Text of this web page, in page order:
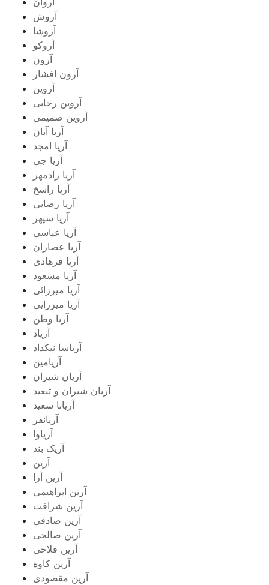
آروش
آروشا
آروکو
آرون
آرون افشار
آروین
آروین رجایی
آروین صمیمی
آریا آبان
آریا امجد
آریا جی
آریا رادمهر
آریا راسخ
آریا رضایی
آریا سپهر
آریا عباسی
آریا عصاران
آریا فرهادی
آریا مسعود
آریا میرزائی
آریا میرزایی
آریا وطن
آریاد
آریاسا نیکداد
آریامین
آریان شیران
آریان شیران و تبعید
آریانا سعید
آریانفر
آریاوا
آریک بند
آرین
آرین آرا
آرین ابراهیمی
آرین شرافت
آرین صادقی
آرین صالحی
آرین فلاحی
آرین کاوه
آرین مقصودی